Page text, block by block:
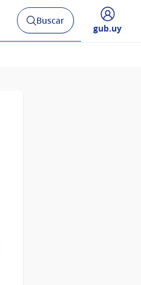
Abrir
buscador
Buscar
Desplegar
gub.uy